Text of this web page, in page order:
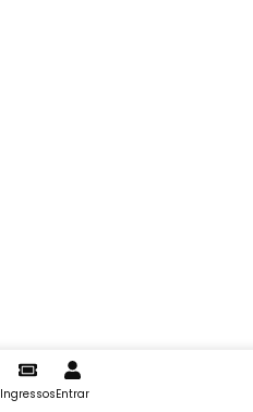
IngressosEntrar